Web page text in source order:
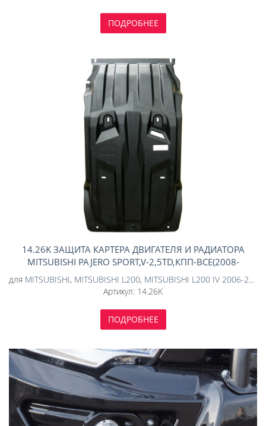
ПОДРОБНЕЕ
14.26K ЗАЩИТА КАРТЕРА ДВИГАТЕЛЯ И РАДИАТОРА
MITSUBISHI PAJERO SPORT,V-2,5TD,КПП-ВСЕ(2008-
06.2016)/ L200 ,V-2,5TD,КПП-ВСЕ(2006-2015) (КОМПОЗИТ
8 ММ)
для MITSUBISHI, MITSUBISHI L200, MITSUBISHI L200 IV 2006-2015
Артикул: 14.26K
ПОДРОБНЕЕ